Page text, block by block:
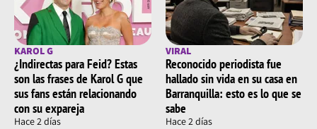
KAROL G
¿Indirectas para Feid? Estas
son las frases de Karol G que
sus fans están relacionando
con su expareja
Hace 2 días
VIRAL
Reconocido periodista fue
hallado sin vida en su casa en
Barranquilla: esto es lo que se
sabe
Hace 2 días